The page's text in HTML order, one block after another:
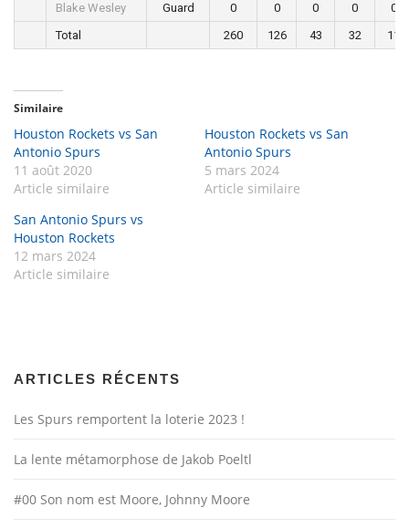
Blake Wesley Guard 0 0 0 0
0
Total
260 126 43 32 11
Similaire
Houston Rockets vs San
Antonio Spurs
11 août 2020
Article similaire
Houston Rockets vs San
Antonio Spurs
5 mars 2024
Article similaire
San Antonio Spurs vs
Houston Rockets
12 mars 2024
Article similaire
ARTICLES RÉCENTS
Les Spurs remportent la loterie 2023 !
La lente métamorphose de Jakob Poeltl
#00 Son nom est Moore, Johnny Moore